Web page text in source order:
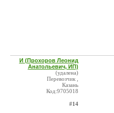
И (Прохоров Леонид
Анатольевич, ИП)
(удалена)
Перевозчик ,
Казань
Код:9705018
#14